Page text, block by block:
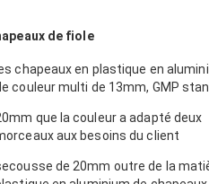
de fiole
chapeaux en plastique en
couleur multi de 13mm, GMP
que la couleur a adapté deux
aux besoins du client
de couverture avec
de 20mm outre de la